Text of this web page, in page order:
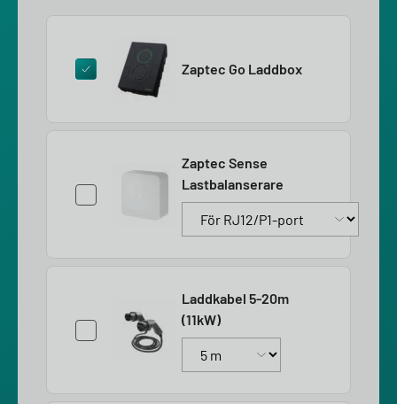
Zaptec Go Laddbox
Zaptec Sense
Lastbalanserare
Laddkabel 5-20m
(11kW)